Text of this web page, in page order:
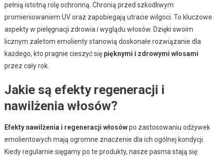
pełnią istotną rolę ochronną. Chronią przed szkodliwym
promieniowaniem UV oraz zapobiegają utracie wilgoci. To kluczowe
aspekty w pielęgnacji zdrowia i wyglądu włosów. Dzięki swoim
licznym zaletom emolienty stanowią doskonałe rozwiązanie dla
każdego, kto pragnie cieszyć się pięknymi i zdrowymi włosami
przez cały rok.
Jakie są efekty regeneracji i
nawilżenia włosów?
Efekty nawilżenia i regeneracji włosówpo zastosowaniu odżywek
emolientowych mają ogromne znaczenie dla ich ogólnej kondycji.
Kiedy regularnie sięgamy po te produkty, nasze pasma stają się: